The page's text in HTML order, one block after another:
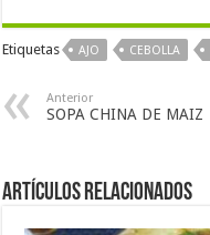
Etiquetas AJO CEBOLLA
Anterior
SOPA CHINA DE MAIZ
Artículos Relacionados